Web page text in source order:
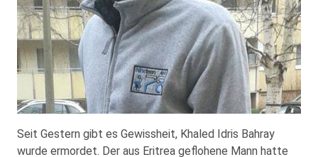
Seit Gestern gibt es Gewissheit, Khaled Idris Bahray
wurde ermordet. Der aus Eritrea geflohene Mann hatte